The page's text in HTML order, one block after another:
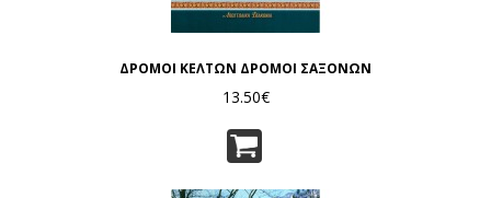
ΔΡΟΜΟΙ ΚΕΛΤΩΝ ΔΡΟΜΟΙ ΣΑΞΟΝΩΝ
13.50€